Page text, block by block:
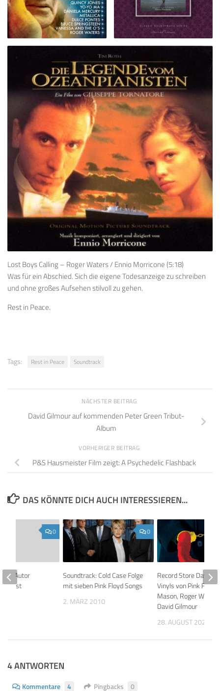
Lost Boys Calling – Roger Waters / Ennio Morricone (5:18)
Was für ein Abschied. Sich die eigene Todesanzeige zu schreiben
und ohne großes Aufsehen stilvoll zu gehen.
Rest in Peace.
Tags: Rest in Peace Soundtrack
NÄCHSTER BEITRAG
David Gilmour auf kommenden Peter Green Tribut-
Album
VORHERIGER BEITRAG
P&S Hausmeister Film zeigt: A Psychedelic Flashback
DAS KÖNNTE DICH AUCH INTERESSIEREN...
0
Soundtrack: Cold Case Folge
mit sieben Pink Floyd Songs
2. MÄRZ 2010
Record Store Day:
Vinyls von Pink Floyd,
Mason, Roger
David Gilmour
28. AUGUST 2020
0
Autor
ist
4 ANTWORTEN
Kommentare 4 Pingbacks 0